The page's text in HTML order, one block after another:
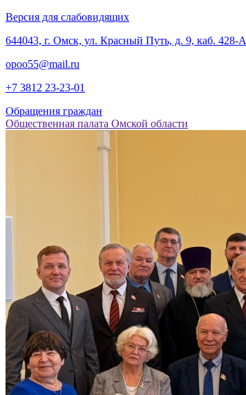
Версия для слабовидящих
‎644043, г. Омск, ул. Красный Путь, д. 9, каб. 428-А
opoo55@mail.ru
+7 3812 23-23-01
Обращения граждан
Общественная палата Омской области